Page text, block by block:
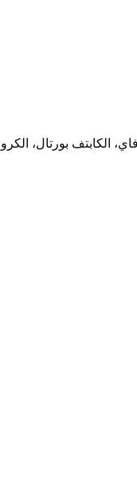
الكابتف بورتال،